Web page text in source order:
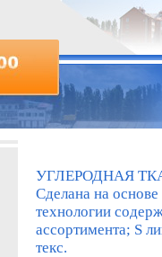
УГЛЕРОДНАЯ
Сделана на
технологии
ассортимента; S
текс.